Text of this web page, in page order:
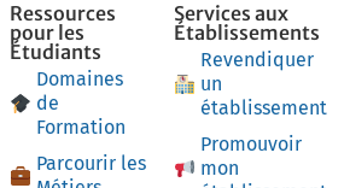
Ressources
pour les
Étudiants
Domaines
de
Formation
Parcourir les
Services aux
Établissements
Revendiquer
un
établissement
Promouvoir
mon